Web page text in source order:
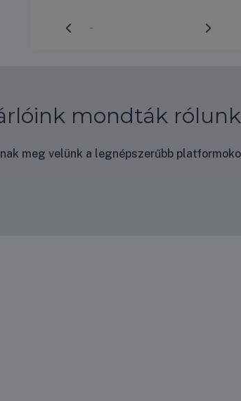
mondták rólunk
meg velünk a legnépszerűbb